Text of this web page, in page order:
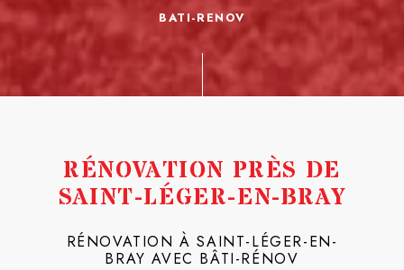
BATI-RENOV
RÉNOVATION PRÈS DE
SAINT-LÉGER-EN-BRAY
RÉNOVATION À SAINT-LÉGER-EN-
BRAY AVEC BÂTI-RÉNOV